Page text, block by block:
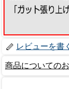
レビューを書く
商品についての